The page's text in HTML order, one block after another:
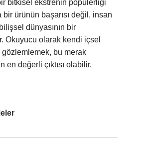
bitkisel ekstrenin popülerliği
bir ürünün başarısı değil, insan
dünyasının bir
Okuyucu olarak kendi içsel
bu merak
en değerli çıktısı olabilir.